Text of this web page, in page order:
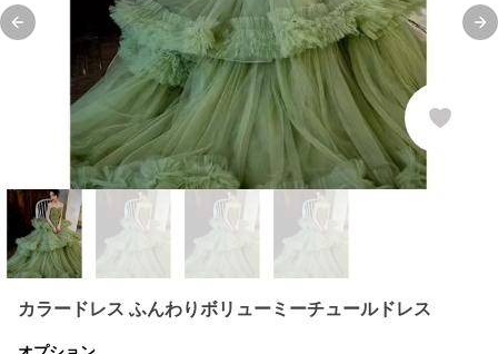
Previous slide
カラードレス ふんわりボリューミーチュールドレス